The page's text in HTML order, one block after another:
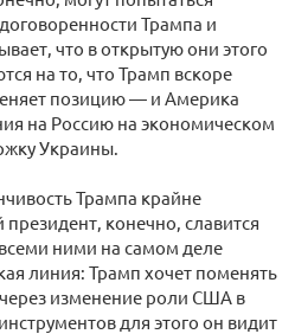
Трампа и
что в открытую они этого
на то, что Трамп вскоре
позицию — и Америка
на Россию на экономическом
Украины.
Трампа крайне
конечно, славится
ними на самом деле
линия: Трамп хочет поменять
изменение роли США в
для этого он видит